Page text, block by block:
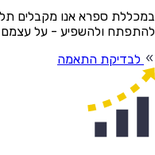
ספרא אנו מקבלים
ולהשפיע - על עצמם
לבדיקת התאמה